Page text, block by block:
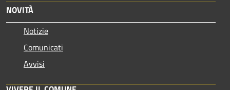
NOVITÀ
Notizie
Comunicati
Avvisi